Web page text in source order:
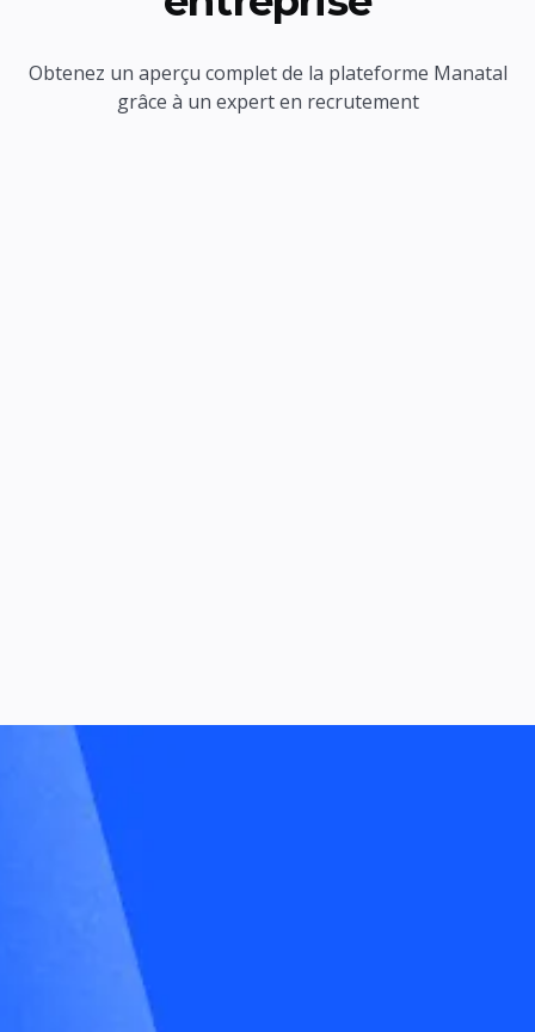
Obtenez un aperçu complet de la plateforme Manatal
grâce à un expert en recrutement